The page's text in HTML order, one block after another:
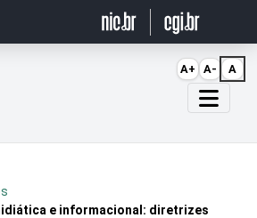
e informacional: diretrizes
A+ A- A